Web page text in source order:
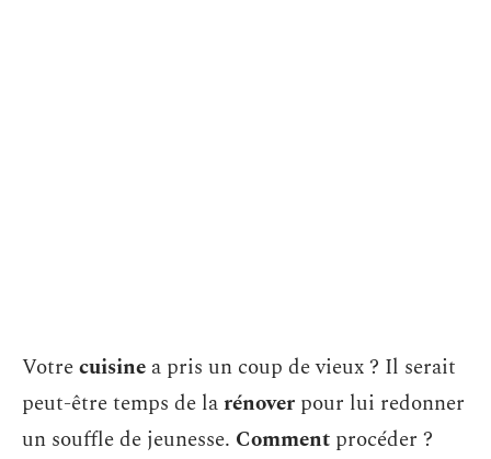
Votrecuisine a pris un coup de vieux ? Il serait
peut-être temps de larénover pour lui redonner
un souffle de jeunesse. Comment procéder ?